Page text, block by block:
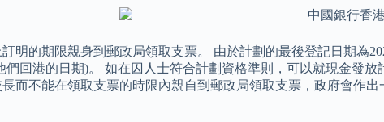
明的期限親身到郵政局領取支票。 由於計劃的最後登記日期為
回港的日期)。 如在囚人士符合計劃資格準則，可以就現金發
而不能在領取支票的時限內親自到郵政局領取支票，政府會作